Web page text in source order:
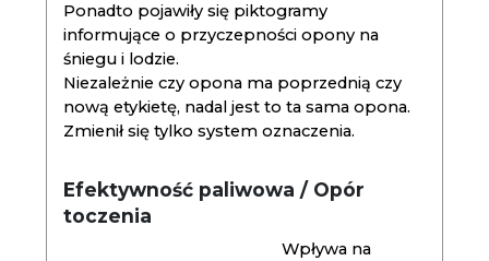
Ponadto pojawiły się piktogramy
informujące o przyczepności opony na
śniegu i lodzie.
Niezależnie czy opona ma poprzednią czy
nową etykietę, nadal jest to ta sama opona.
Zmienił się tylko system oznaczenia.
Efektywność paliwowa / Opór
toczenia
Wpływa na